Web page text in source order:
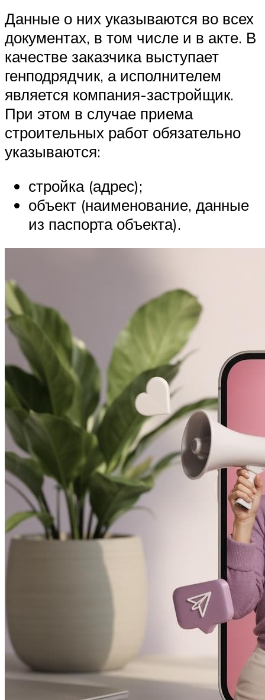
Данные о них указываются во всех
документах, в том числе и в акте. В
качестве заказчика выступает
генподрядчик, а исполнителем
является компания-застройщик.
При этом в случае приема
строительных работ обязательно
указываются:
стройка (адрес);
объект (наименование, данные
из паспорта объекта).